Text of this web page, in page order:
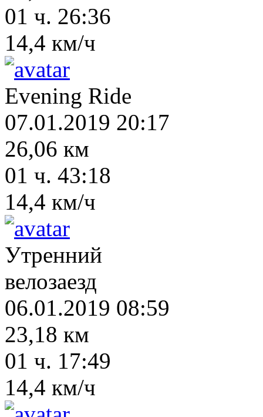
01 ч. 26:36
14,4 км/ч
Evening Ride
07.01.2019 20:17
26,06 км
01 ч. 43:18
14,4 км/ч
Утренний
велозаезд
06.01.2019 08:59
23,18 км
01 ч. 17:49
14,4 км/ч